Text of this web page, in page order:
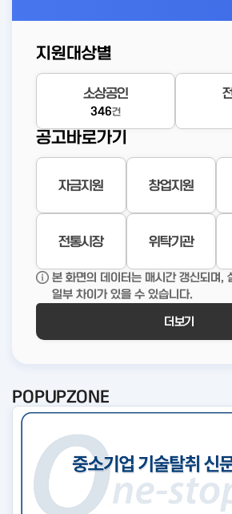
지원대상별
소상공인
346건
공고바로가기
자금지원 창업지원
전통시장 위탁기관
본 화면의 데이터는 매시간 갱신되며,
일부 차이가 있을 수 있습니다.
더보기
POPUPZONE